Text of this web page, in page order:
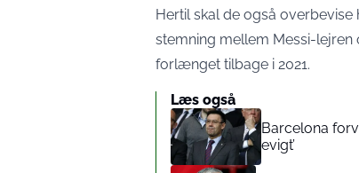
Hertil skal de også
stemning mellem Messi-lejren
forlænget tilbage i 2021.
Læs også
Barcelona
evigt’